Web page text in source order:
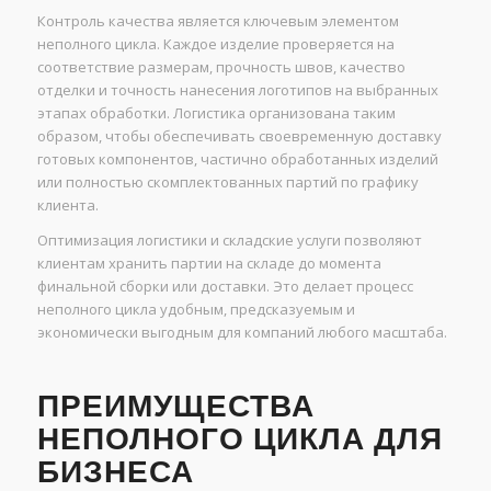
Контроль качества является ключевым элементом
неполного цикла. Каждое изделие проверяется на
соответствие размерам, прочность швов, качество
отделки и точность нанесения логотипов на выбранных
этапах обработки. Логистика организована таким
образом, чтобы обеспечивать своевременную доставку
готовых компонентов, частично обработанных изделий
или полностью скомплектованных партий по графику
клиента.
Оптимизация логистики и складские услуги позволяют
клиентам хранить партии на складе до момента
финальной сборки или доставки. Это делает процесс
неполного цикла удобным, предсказуемым и
экономически выгодным для компаний любого масштаба.
ПРЕИМУЩЕСТВА
НЕПОЛНОГО ЦИКЛА ДЛЯ
БИЗНЕСА